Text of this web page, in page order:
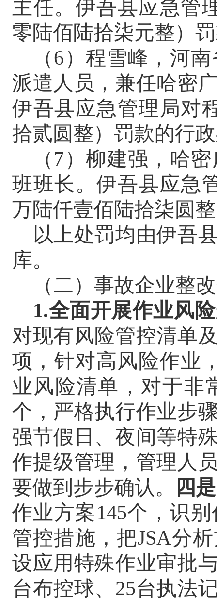
主任。 伊吾县应急管
零陆佰陆拾柒元整）
（6）程雪峰，河
派遣人员，兼任哈密
伊吾县应急管理局对
拾贰圆整） 罚款的行
（7）柳建强，哈
班班长。伊吾县应急
万陆仟壹佰陆拾柒圆整
以上处罚均由伊吾
库。
（二）事故企业整
1.全面开展作业风
对现有风险管控清单
项，针对高风险作业
业风险清单，对于非
个，严格执行作业步
强节假日、夜间等特
作提级管理，管理人
要做到步步确认。
四是
作业方案145个，识
管控措施，把JSA分
设应用特殊作业审批
台布控球、25台执法